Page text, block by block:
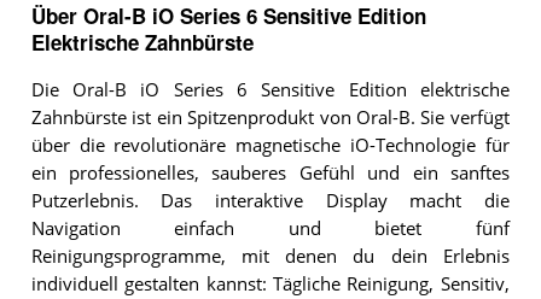
Über Oral-B iO Series 6 Sensitive Edition
Elektrische Zahnbürste
Die Oral-B iO Series 6 Sensitive Edition elektrische
Zahnbürste ist ein Spitzenprodukt von Oral-B. Sie verfügt
über die revolutionäre magnetische iO-Technologie für
ein professionelles, sauberes Gefühl und ein sanftes
Putzerlebnis. Das interaktive Display macht die
Navigation einfach und bietet fünf
Reinigungsprogramme, mit denen du dein Erlebnis
individuell gestalten kannst: Tägliche Reinigung, Sensitiv,